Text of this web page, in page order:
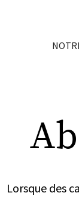
Lorsque des